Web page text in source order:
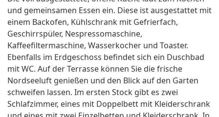
und gemeinsamen Essen ein. Diese ist ausgestattet mit
einem Backofen, Kühlschrank mit Gefrierfach,
Geschirrspüler, Nespressomaschine,
Kaffeefiltermaschine, Wasserkocher und Toaster.
Ebenfalls im Erdgeschoss befindet sich ein Duschbad
mit WC. Auf der Terrasse können Sie die frische
Nordseeluft genießen und den Blick auf den Garten
schweifen lassen. Im ersten Stock gibt es zwei
Schlafzimmer, eines mit Doppelbett mit Kleiderschrank